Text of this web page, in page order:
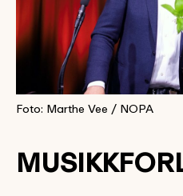
Foto: Marthe Vee / NOPA